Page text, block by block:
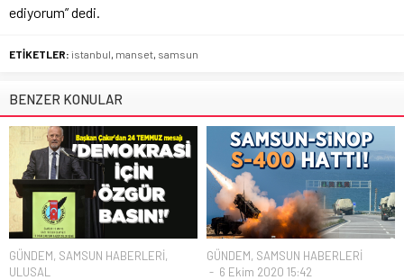
ediyorum” dedi.
ETİKETLER: istanbul manset samsun
BENZER KONULAR
GÜNDEM, SAMSUN HABERLERİ,
ULUSAL
GÜNDEM, SAMSUN HABERLERİ
6 Ekim 2020 15:42